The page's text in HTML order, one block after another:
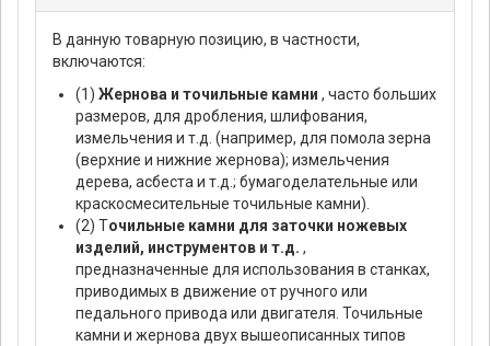
В данную товарную позицию, в частности,
включаются:
(1) Жернова и точильные камни , часто больших
размеров, для дробления, шлифования,
измельчения и т.д. (например, для помола зерна
(верхние и нижние жернова); измельчения
дерева, асбеста и т.д.; бумагоделательные или
краскосмесительные точильные камни).
(2) Точильные камни для заточки ножевых
изделий, инструментов и т.д. ,
предназначенные для использования в станках,
приводимых в движение от ручного или
педального привода или двигателя. Точильные
камни и жернова двух вышеописанных типов